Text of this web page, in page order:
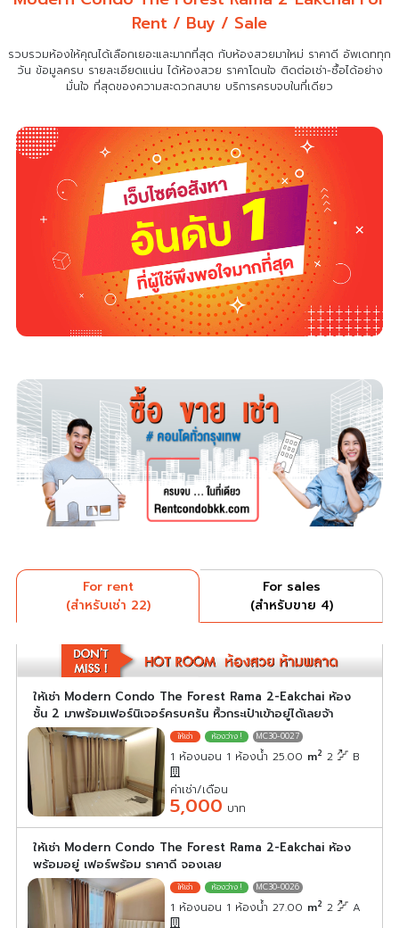
Rent / Buy / Sale
รวบรวมห้องให้คุณได้เลือกเยอะและมากที่สุด กับห้องสวยมาใหม่ ราคาดี อัพเดททุก
วัน ข้อมูลครบ รายละเอียดแน่นได้ห้องสวย ราคาโดนใจ ติดต่อเช่า-ซื้อได้อย่าง
มั่นใจ ที่สุดของความสะดวกสบาย บริการครบจบในที่เดียว
For rent
(สำหรับเช่า 22)
For sales
(สำหรับขาย 4)
ให้เช่า Modern Condo The Forest Rama 2-Eakchai ห้อง
ชั้น 2 มาพร้อมเฟอร์นิเจอร์ครบครัน หิ้วกระเป๋าเข้าอยู่ได้เลยจ้า
MC30-0027
1 ห้องนอน 1 ห้องน้ำ 25.00 m2 2 B
ค่าเช่า/เดือน
5,000 บาท
ให้เช่า Modern Condo The Forest Rama 2-Eakchai ห้อง
พร้อมอยู่ เฟอร์พร้อม ราคาดี จองเลย
MC30-0026
1 ห้องนอน 1 ห้องน้ำ 27.00 m2 2 A